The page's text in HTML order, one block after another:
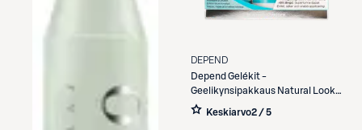
DEPEND
Depend Gelékit -
Geelikynsipakkaus Natural Look
Shortcut Tip nr 80090
Keskiarvo2 / 5